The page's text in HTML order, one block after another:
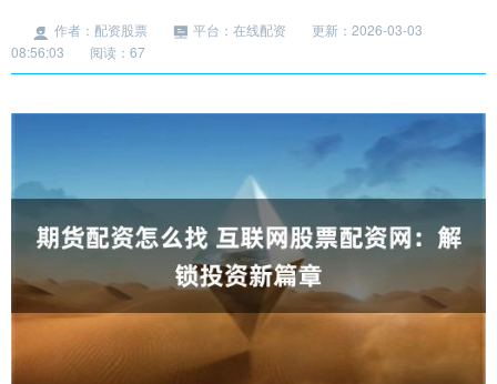
作者：配资股票 平台：在线配资
更新：2026-03-03
08:56:03
阅读：67